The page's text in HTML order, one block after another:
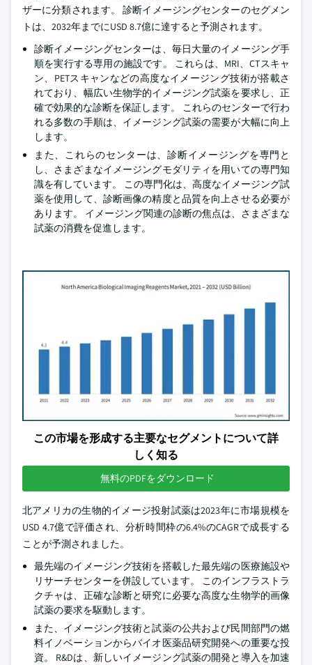
ザーに分類されます。 診断イメージングセンターのセグメン
トは、2032年までにUSD 8.7億に達すると予測されます。
診断イメージングセンターは、毎日大量のイメージング手
順を実行する専用の施設です。 これらは、MRI、CTスキャ
ン、PETスキャンなどの高度なイメージング技術が搭載さ
れており、幅広い生物学的イメージング試薬を要求し、正
確で効果的な診断を保証します。 これらのセンターで行わ
れる多数の手順は、イメージング試薬の需要が大幅に向上
します。
また、これらのセンターは、診断イメージングを専門と
し、さまざまなイメージングモダリティを用いての専門知
識を有しています。 この専門化は、高度なイメージング試
薬を使用して、診断画像の精度と品質を向上させる必要が
あります。 イメージング関連の診断の焦点は、さまざまな
試薬の消費を促進します。
この市場を形成する主要なセグメントについて詳
しく知る
無料のPDFをダウンロード
北アメリカの生物的イメージ投射試薬は2023年に市場規模を
USD 4.7億で評価され、分析時間枠の6.4%のCAGRで成長する
ことが予測されました。
最先端のイメージング技術を搭載した最先端の医療施設や
リサーチセンターを併設しています。 このインフラストラ
クチャは、正確な診断と研究に必要な高度な生物学的画像
試薬の要求を駆動します。
また、イメージング技術と試薬の公共および民間部門の燃
料イノベーションからバイオ医薬品研究開発への重要な投
資。 R&Dは、新しいイメージング試薬の開発と導入を加速